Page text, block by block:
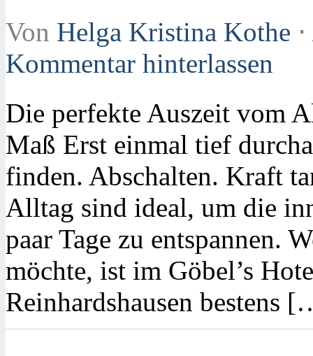
Von Helga Kristina Kothe ⋅
Kommentar hinterlassen
Die perfekte Auszeit vom
Maß Erst einmal tief
finden. Abschalten. Kraft
Alltag sind ideal, um die
paar Tage zu entspannen.
möchte, ist im Göbel’s
Reinhardshausen bestens